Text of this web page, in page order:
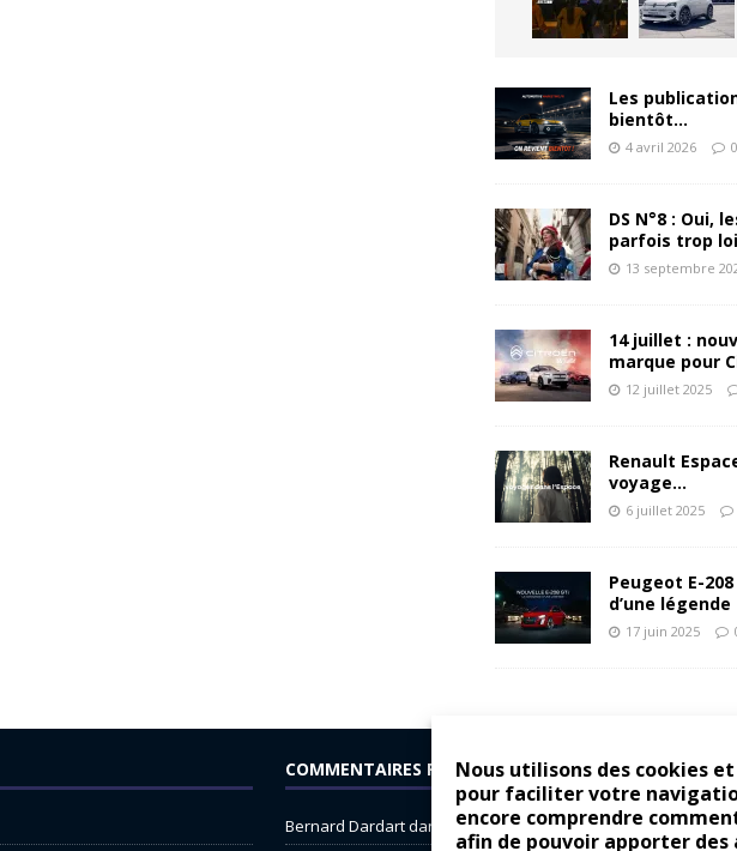
Nous utilisons des cookies
pour faciliter votre
encore comprendre
afin de pouvoir apporter
Les
bientôt…
4 avril 2026 0
DS N°8 : Oui,
parfois trop
13 septembre
14 juillet :
marque pour
12 juillet 2025
Renault
voyage…
6 juillet 2025
Peugeot E-
d’une légende
17 juin 2025
COMMENTAIRES RÉCENTS
Bernard Dardartdans Dacia Sandero : pour les gens vrais